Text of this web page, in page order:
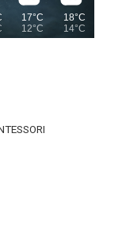
17°C
12°C
18°C
14°C